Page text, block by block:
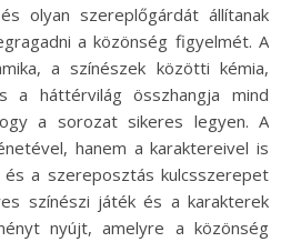
olyan szereplőgárdát állítanak
a közönség figyelmét. A
a színészek közötti kémia,
a háttérvilág összhangja mind
a sorozat sikeres legyen. A
hanem a karaktereivel is
a szereposztás kulcsszerepet
színészi játék és a karakterek
nyújt, amelyre a közönség